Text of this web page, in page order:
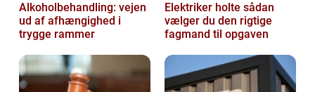
Alkoholbehandling: vejen
ud af afhængighed i
trygge rammer
Elektriker holte sådan
vælger du den rigtige
fagmand til opgaven